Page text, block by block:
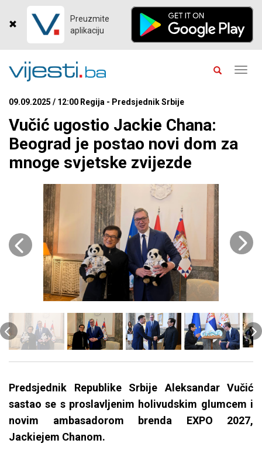
Preuzmite
aplikaciju
09.09.2025 / 12:00 Regija - Predsjednik Srbije
Vučić ugostio Jackie Chana:
Beograd je postao novi dom za
mnoge svjetske zvijezde
Predsjednik Republike Srbije Aleksandar Vučić
sastao se s proslavljenim holivudskim glumcem i
novim ambasadorom brenda EXPO 2027,
Jackiejem Chanom.